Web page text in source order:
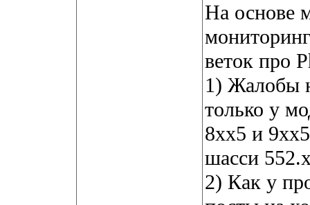
На основе
веток про
1) Жалобы
только у
8хх5 и
шасси
2) Как у